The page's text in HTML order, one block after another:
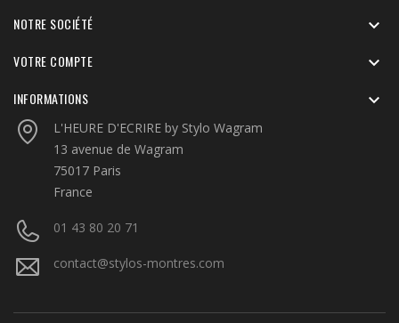
NOTRE SOCIÉTÉ 
VOTRE COMPTE 
INFORMATIONS 
L'HEURE D'ECRIRE by Stylo Wagram
13 avenue de Wagram
75017 Paris
France
01 43 80 20 71
contact@stylos-montres.com